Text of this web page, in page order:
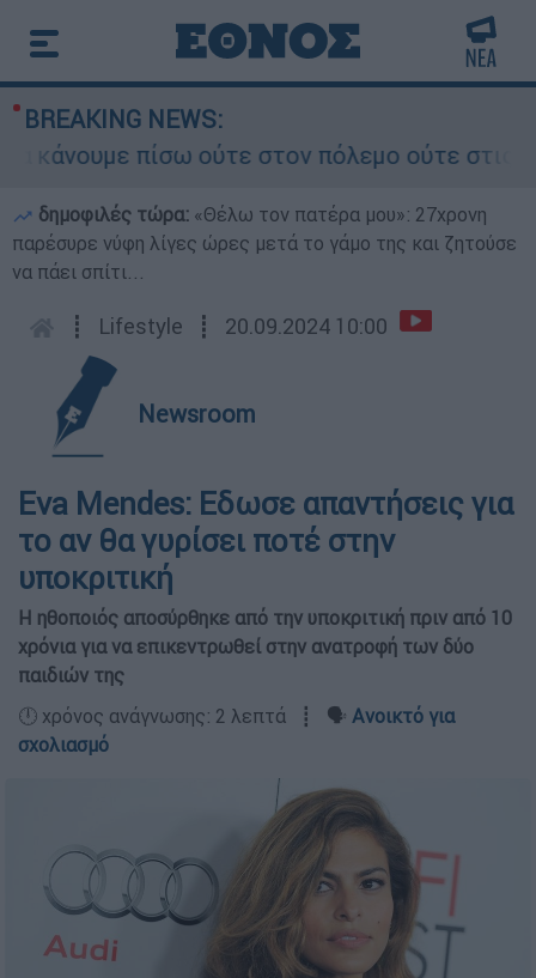
BREAKING NEWS:
πίσω ούτε στον πόλεμο ούτε στις
δημοφιλές τώρα: «Θέλω τον πατέρα μου»: 27χρονη
παρέσυρε νύφη λίγες ώρες μετά το γάμο της και ζητούσε
να πάει σπίτι...
┋ Lifestyle ┋ 20.09.2024 10:00
Newsroom
Eva Mendes: Εδωσε απαντήσεις για
το αν θα γυρίσει ποτέ στην
υποκριτική
Η ηθοποιός αποσύρθηκε από την υποκριτική πριν από 10
χρόνια για να επικεντρωθεί στην ανατροφή των δύο
παιδιών της
🕛 χρόνος ανάγνωσης: 2 λεπτά ┋ 🗣️ Ανοικτό για
σχολιασμό